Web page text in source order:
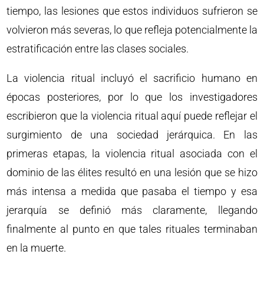
tiempo, las lesiones que estos individuos sufrieron se
volvieron más severas, lo que refleja potencialmente la
estratificación entre las clases sociales.
La violencia ritual incluyó el sacrificio humano en
épocas posteriores, por lo que los investigadores
escribieron que la violencia ritual aquí puede reflejar el
surgimiento de una sociedad jerárquica. En las
primeras etapas, la violencia ritual asociada con el
dominio de las élites resultó en una lesión que se hizo
más intensa a medida que pasaba el tiempo y esa
jerarquía se definió más claramente, llegando
finalmente al punto en que tales rituales terminaban
en la muerte.